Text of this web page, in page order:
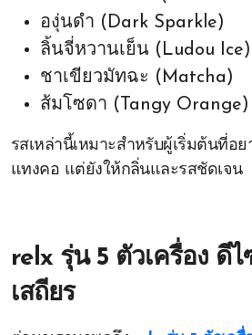
องุ่นดำ (Dark Sparkle)
ลิ้นจี่หวานเย็น (Ludou Ice)
ชาเขียวมัทฉะ (Matcha)
ส้มโซดา (Tangy Orange)
รสเหล่านี้เหมาะสำหรับผู้เริ่มต้นที่อ
แทงคอ แต่ยังให้กลิ่นและรสชัดเจน
relx รุ่น 5 ตัวเครื่อง ดี
เสถียร